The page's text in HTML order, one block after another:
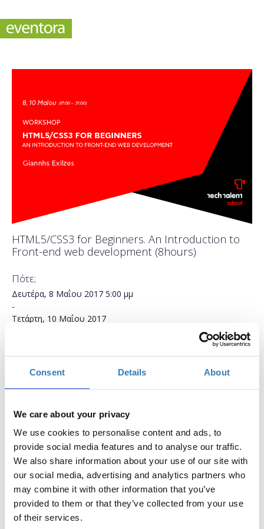
Consent Details About
We care about your privacy
We use cookies to personalise content and ads, to
provide social media features and to analyse our traffic.
We also share information about your use of our site with
our social media, advertising and analytics partners who
may combine it with other information that you’ve
provided to them or that they’ve collected from your use
of their services.
HTML5/CSS3 for Beginners. An Introduction to
Front-end web development (8hours)
Πότε;
Δευτέρα, 8 Μαΐου 2017 5:00 μμ
-
Τετάρτη, 10 Μαΐου 2017
Found.ation, Αθήνα
Συμμετοχή Η περίοδος εγγραφών έχει λήξει.
Ποια είναι τα βασικά στοιχεία μιας ιστοσελίδας και
πώς την κατασκευάζουμε με τη χρήση κώδικα HTML;
Μερικά από τα ερωτήματα που θα απαντήσουμε